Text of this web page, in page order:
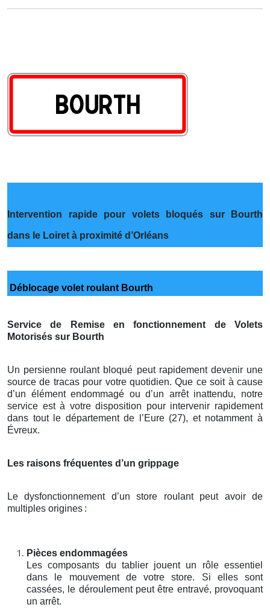
Intervention rapide pour volets bloqués sur Bourth
dans le Loiret à proximité d’Orléans
Déblocage volet roulant Bourth
Service de Remise en fonctionnement de Volets
Motorisés sur Bourth
Un persienne roulant bloqué peut rapidement devenir une
source de tracas pour votre quotidien. Que ce soit à cause
d’un élément endommagé ou d’un arrêt inattendu, notre
service est à votre disposition pour intervenir rapidement
dans tout le département de l’Eure (27), et notamment à
Évreux.
Les raisons fréquentes d’un grippage
Le dysfonctionnement d’un store roulant peut avoir de
multiples origines :
Pièces endommagées
Les composants du tablier jouent un rôle essentiel
dans le mouvement de votre store. Si elles sont
cassées, le déroulement peut être entravé, provoquant
un arrêt.